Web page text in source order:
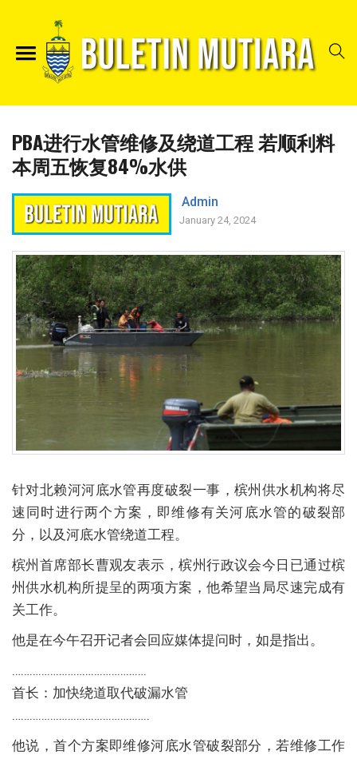
PBA进行水管维修及绕道工程 若顺利料
本周五恢复84%水供
Admin
January 24, 2024
针对北赖河河底水管再度破裂一事，槟州供水机构将尽
速同时进行两个方案，即维修有关河底水管的破裂部
分，以及河底水管绕道工程。
槟州首席部长曹观友表示，槟州行政议会今日已通过槟
州供水机构所提呈的两项方案，他希望当局尽速完成有
关工作。
他是在今午召开记者会回应媒体提问时，如是指出。
……………………………………….
首长：加快绕道取代破漏水管
………………………………………..
他说，首个方案即维修河底水管破裂部分，若维修工作